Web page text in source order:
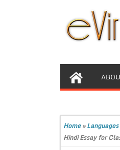
Home»Languages
Hindi Essay for